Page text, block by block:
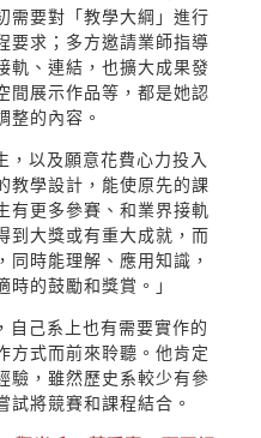
需要對「教學大綱」進行
要求；多方邀請業師指導
軌、連結，也擴大成果發
間展示作品等，都是她認
整的內容。
，以及願意花費心力投入
教學設計，能使原先的課
有更多參賽、和業界接軌
到大獎或有重大成就，而
時能理解、應用知識，
的鼓勵和獎賞。」
自己系上也有需要實作的
方式而前來聆聽。他肯定
驗，雖然歷史系較少有參
試將競賽和課程結合。